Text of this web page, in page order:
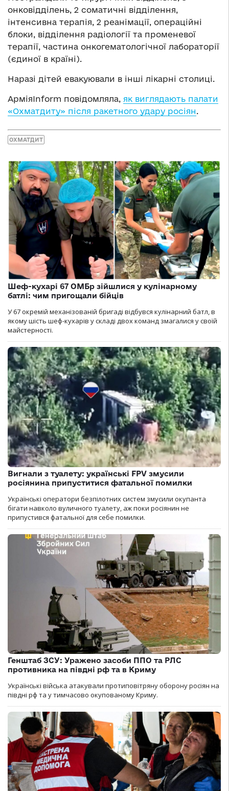
онковідділень, 2 соматичні відділення,
інтенсивна терапія, 2 реанімації, операційні
блоки, відділення радіології та променевої
терапії, частина онкогематологічної лабораторії
(єдиної в країні).
Наразі дітей евакуювали в інші лікарні столиці.
АрміяInform повідомляла, як виглядають палати
«Охматдиту» після ракетного удару росіян.
ОХМАТДИТ
Шеф-кухарі 67 ОМБр зійшлися у кулінарному
батлі: чим пригощали бійців
У 67 окремій механізованій бригаді відбувся кулінарний батл, в
якому шість шеф-кухарів у складі двох команд змагалися у своїй
майстерності.
Вигнали з туалету: українські FPV змусили
росіянина припуститися фатальної помилки
Українські оператори безпілотних систем змусили окупанта
бігати навколо вуличного туалету, аж поки росіянин не
припустився фатальної для себе помилки.
Генштаб ЗСУ: Уражено засоби ППО та РЛС
противника на півдні рф та в Криму
Українські війська атакували протиповітряну оборону росіян на
півдні рф та у тимчасово окупованому Криму.